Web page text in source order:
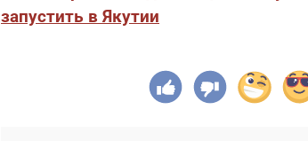
запустить в Якутии